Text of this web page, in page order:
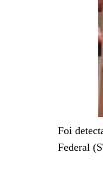
Foi
Federal